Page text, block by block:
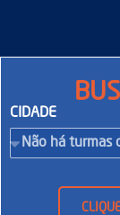
CIDADE